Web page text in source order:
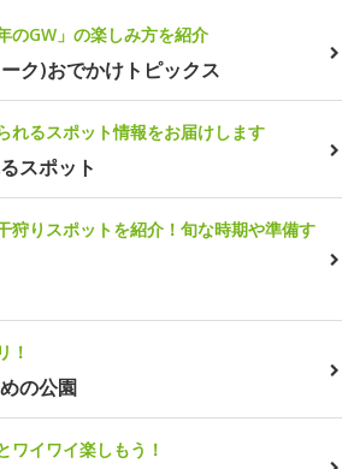
のGW」の楽しみ方を紹介
ク)おでかけトピックス
れるスポット情報をお届けします
スポット
狩りスポットを紹介！旬な時期や準備す
！
の公園
ワイワイ楽しもう！